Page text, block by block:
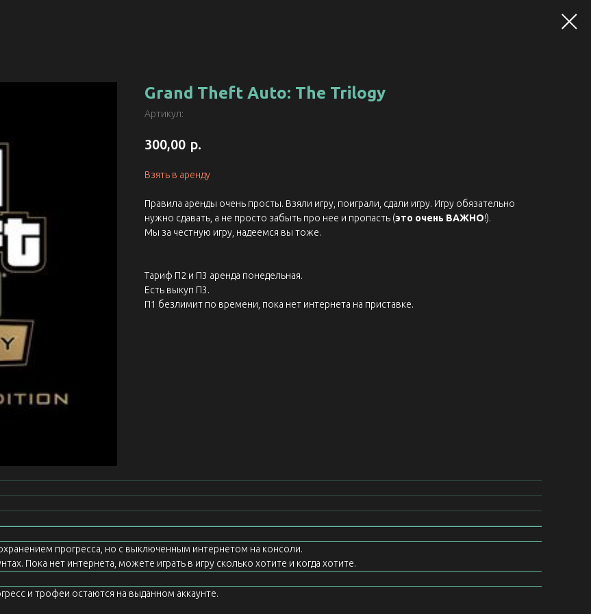
Grand Theft Auto: The Trilogy
Артикул:
300,00 р.
Взять в аренду
Правила аренды очень просты. Взяли игру, поиграли, сдали игру. Игру обязательно
нужно сдавать, а не просто забыть про нее и пропасть (это очень ВАЖНО!).
Мы за честную игру, надеемся вы тоже.
Тариф П2 и П3 аренда понедельная.
Есть выкуп П3.
П1 безлимит по времени, пока нет интернета на приставке.
прогресса, но с выключенным интернетом на консоли.
Пока нет интернета, можете играть в игру сколько хотите и когда хотите.
и трофеи остаются на выданном аккаунте.